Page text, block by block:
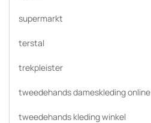
supermarkt
terstal
trekpleister
tweedehands dameskleding online
tweedehands kleding winkel